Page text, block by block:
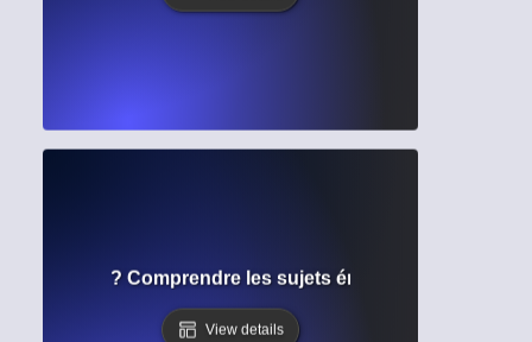
recherche ? Comprendre les sujets émergents et les
View details